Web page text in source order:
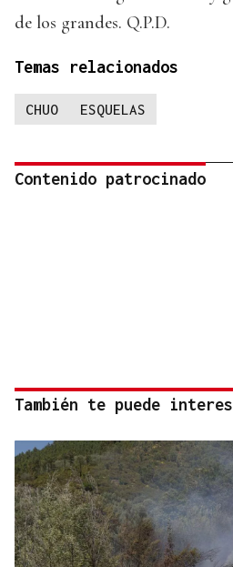
de los grandes. Q.P.D.
Temas relacionados
CHUO ESQUELAS
Contenido patrocinado
También te puede